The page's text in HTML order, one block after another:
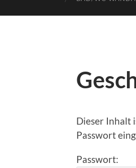
Dieser Inhalt
Passwort
Passwort: